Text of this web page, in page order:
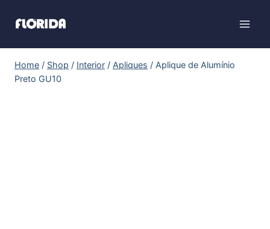
Home / Shop / Interior / Apliques / Aplique de Alumínio
Preto GU10